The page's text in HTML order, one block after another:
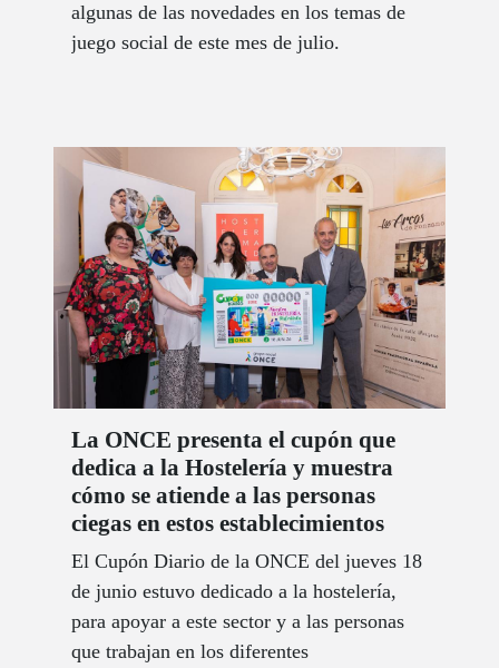
algunas de las novedades en los temas de
juego social de este mes de julio.
La ONCE presenta el cupón que
dedica a la Hostelería y muestra
cómo se atiende a las personas
ciegas en estos establecimientos
El Cupón Diario de la ONCE del jueves 18
de junio estuvo dedicado a la hostelería,
para apoyar a este sector y a las personas
que trabajan en los diferentes